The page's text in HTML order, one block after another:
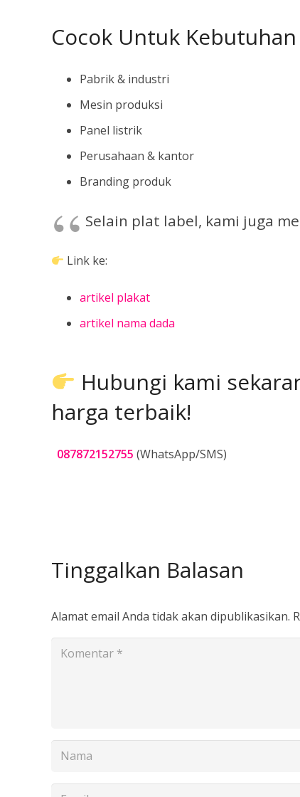
Cocok Untuk Kebutuhan
Pabrik & industri
Mesin produksi
Panel listrik
Perusahaan & kantor
Branding produk
Selain plat label, kami juga
Link ke:
artikel plakat
artikel nama dada
Hubungi kami
harga terbaik!
087872152755 (WhatsApp/SMS)
Tinggalkan Balasan
Alamat email Anda tidak akan dipublikasikan.